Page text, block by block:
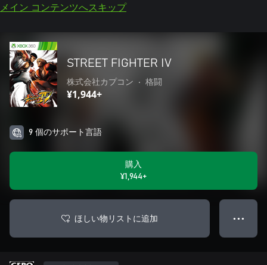
メイン コンテンツへスキップ
STREET FIGHTER IV
株式会社カプコン • 格闘
¥1,944+
9 個のサポート言語
購入
¥1,944+
ほしい物リストに追加 ● ● ●